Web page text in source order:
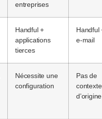
entreprises
Handful +
applications
tierces
Handful
e-mail
Nécessite une
configuration
Pas de
contexte
d’origine